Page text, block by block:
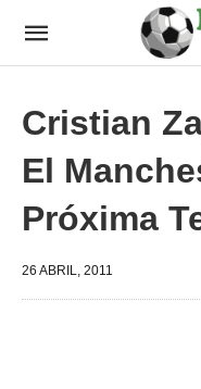
Cristian
El
Próxima
26 ABRIL, 2011